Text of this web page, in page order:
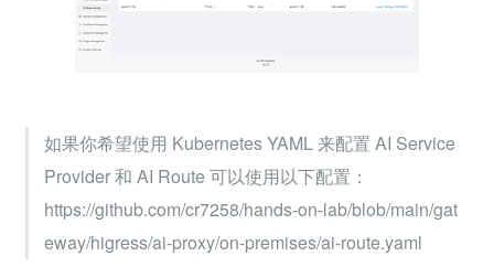
如果你希望使用 Kubernetes YAML 来配置 AI Service
Provider 和 AI Route 可以使用以下配置：
https://github.com/cr7258/hands-on-lab/blob/main/gat
eway/higress/ai-proxy/on-premises/ai-route.yaml